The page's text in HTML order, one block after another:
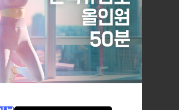
력 향상 → 일상 체력 회복
및 스트레스 완화
분 전환 + 자존감 상승